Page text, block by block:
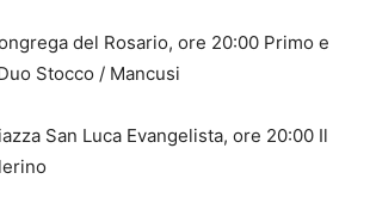
del Rosario, ore 20:00 Primo e
Stocco / Mancusi
San Luca Evangelista, ore 20:00 Il